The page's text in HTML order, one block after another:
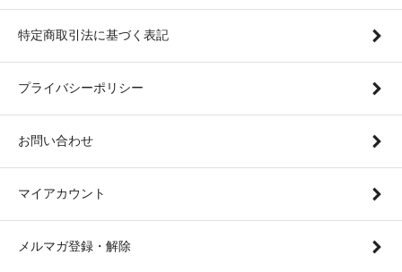
特定商取引法に基づく表記
プライバシーポリシー
お問い合わせ
マイアカウント
メルマガ登録・解除